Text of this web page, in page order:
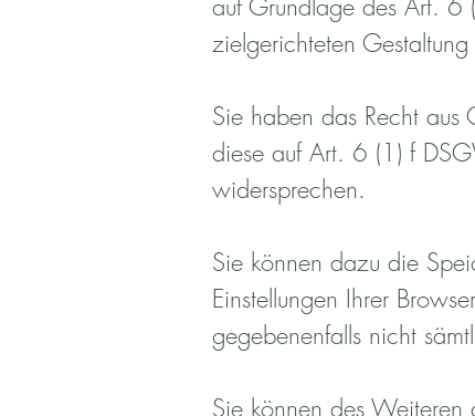
auf Grundlage des Art. 6
zielgerichteten
Sie haben das Recht
diese auf Art. 6 (1) f
widersprechen.
Sie können dazu die
Einstellungen Ihrer
gegebenenfalls nicht
Sie können des